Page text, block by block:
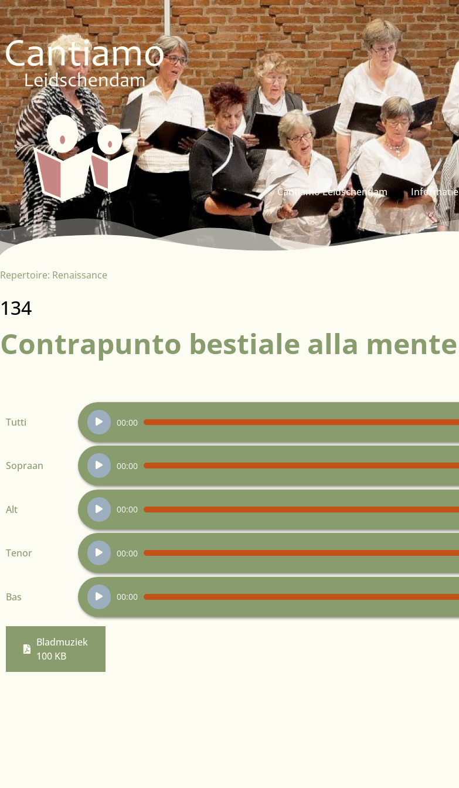
Cantiamo Leidschendam Informatie
Repertoire: Renaissance
134
Contrapunto bestiale alla mente
Tutti
Audiospeler
00:00
Sopraan
Audiospeler
00:00
Alt
Audiospeler
00:00
Tenor
Audiospeler
00:00
Bas
Audiospeler
00:00
Bladmuziek
100 KB